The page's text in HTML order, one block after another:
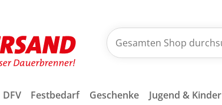
DFV Festbedarf Geschenke Jugend & Kinder